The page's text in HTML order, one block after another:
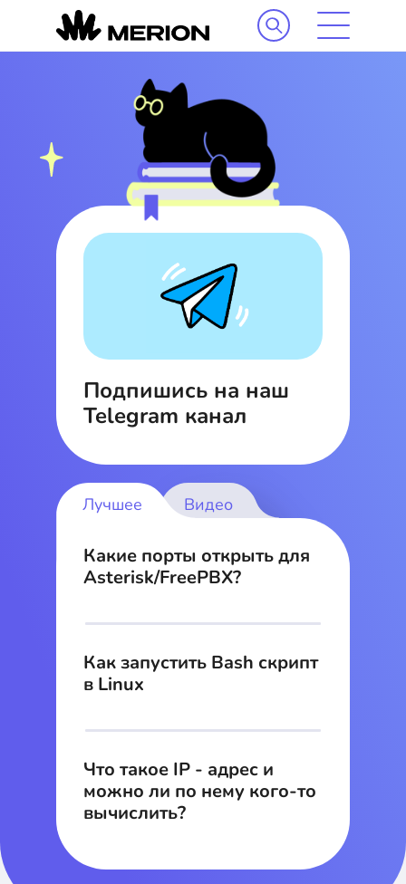
Подпишись на наш
Telegram канал
Лучшее Видео
Какие порты открыть для
Asterisk/FreePBX?
Как запустить Bash скрипт
в Linux
Что такое IP - адрес и
можно ли по нему кого-то
вычислить?